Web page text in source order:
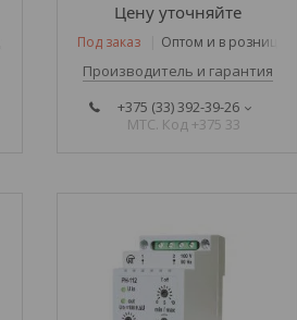
Цену уточняйте
Под заказ Оптом и в розницу
Производитель и гарантия
+375 (33) 392-39-26
МТС. Код +375 33